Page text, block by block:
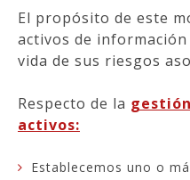
El propósito de este
activos de
vida de sus riesgos
Respecto de la
activos:
Establecemos uno o